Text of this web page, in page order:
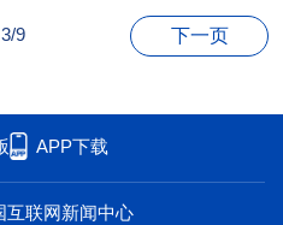
3/9 下一页
APP下载
互联网新闻中心